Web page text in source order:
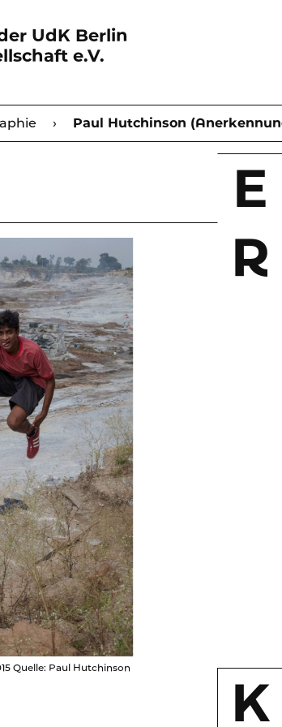
UdK Berlin
e.V.
› › Paul Hutchinson
E
Quelle: Paul Hutchinson
R
K